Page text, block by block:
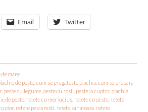
Email Twitter
de mare
de peste ,cum se pregateste plachia ,cum se prepara
, peste cu legume peste cu rosii peste la cuptor, plachie
de peste retete cu merlucius retete cu peste retete
, retete pescaresti retete sanatoase retete